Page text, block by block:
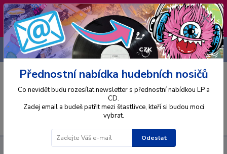
❣️ Od 4.8. do 13.8. čerpám dovolenou. Datum
expedice objednávek se posouvá na pátek
14.8.2026 🐋
CZK
+420 725 736 293
(Po-Pá, 8 - 16 hod.)
Gramodesky
Francesco Petrarca - Sonety A Kanzóny
Přednostní nabídka hudebních nosičů
Co nevidět budu rozesílat newsletter s přednostní nabídkou LP a
CD.
Zadej email a budeš patřit mezi šťastlivce, kteří si budou moci
vybrat.
Odeslat